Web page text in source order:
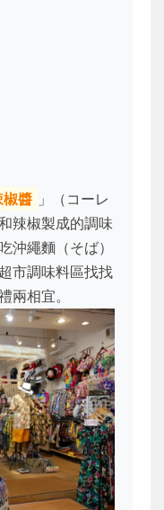
椒醬 」（コーレ
辣椒製成的調味
沖繩麵（そば）
市調味料區找找
兩相宜。